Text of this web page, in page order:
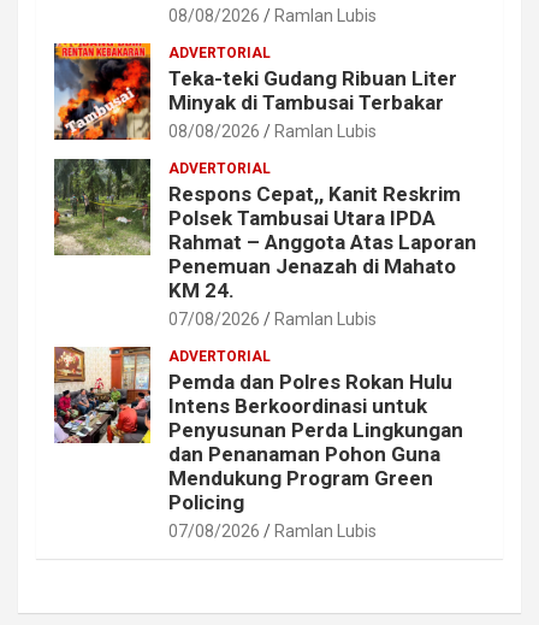
08/08/2026 Ramlan Lubis
ADVERTORIAL
Teka-teki Gudang Ribuan Liter
Minyak di Tambusai Terbakar
08/08/2026 Ramlan Lubis
ADVERTORIAL
Respons Cepat,, Kanit Reskrim
Polsek Tambusai Utara IPDA
Rahmat – Anggota Atas Laporan
Penemuan Jenazah di Mahato
KM 24.
07/08/2026 Ramlan Lubis
ADVERTORIAL
Pemda dan Polres Rokan Hulu
Intens Berkoordinasi untuk
Penyusunan Perda Lingkungan
dan Penanaman Pohon Guna
Mendukung Program Green
Policing
07/08/2026 Ramlan Lubis